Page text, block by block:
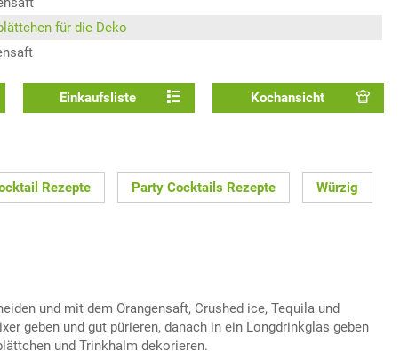
für die Deko
Einkaufsliste Kochansicht
Rezepte Party Cocktails Rezepte Würzig
und mit dem Orangensaft, Crushed ice, Tequila und
geben und gut pürieren, danach in ein Longdrinkglas geben
und Trinkhalm dekorieren.